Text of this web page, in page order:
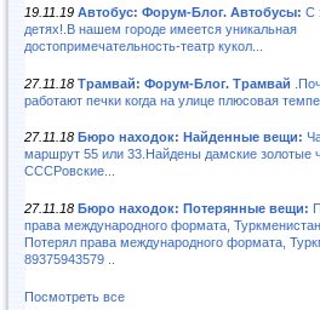
19.11.19 Автобус: Форум-Блог. Автобусы: С
детях!.В нашем городе имеется уникальная
достопримечательность-театр кукол...
27.11.18 Трамвай: Форум-Блог. Трамвай
работают печки когда на улице плюсовая
27.11.18 Бюро находок: Найденные вещи:
маршрут 55 или 33.Найдены дамские золотые
СССРовские...
27.11.18 Бюро находок: Потерянные вещи:
права международного формата,
Потерял права международного формата,
89375943579 ..
Посмотреть все